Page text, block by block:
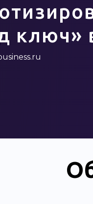
ключ»